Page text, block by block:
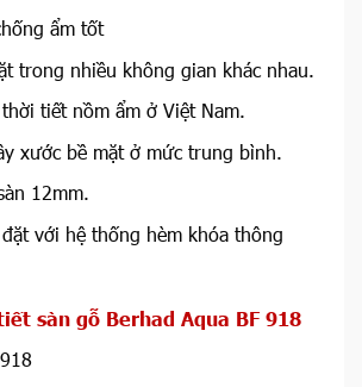
ẩm tốt
trong nhiều không gian khác nhau.
tiết nồm ẩm ở Việt Nam.
xước bề mặt ở mức trung bình.
12mm.
với hệ thống hèm khóa thông
sàn gỗ Berhad Aqua BF 918